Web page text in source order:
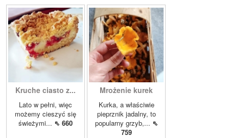
Kruche ciasto z...
Lato w pełni, więc
możemy cieszyć się
świeżymi... ⇖ 660
Mrożenie kurek
Kurka, a właściwie
pieprznik jadalny, to
popularny grzyb,... ⇖
759